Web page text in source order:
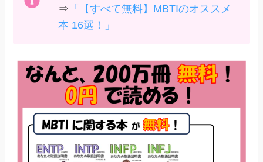
⇒ 「【すべて無料】MBTIのオススメ
本 16選！」